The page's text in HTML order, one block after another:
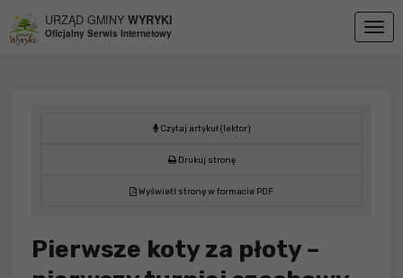
URZĄD GMINY WYRYKI
Oficjalny Serwis Internetowy
Czytaj artykuł (lektor)
Drukuj stronę
Wyświetl stronę w formacie PDF
Pierwsze koty za płoty –